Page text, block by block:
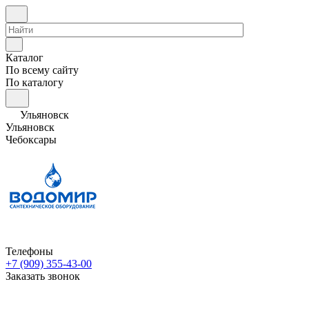
Каталог
По всему сайту
По каталогу
Ульяновск
Ульяновск
Чебоксары
Телефоны
+7 (909) 355-43-00
Заказать звонок